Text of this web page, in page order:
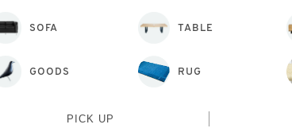
SOFA TABLE
GOODS RUG
PICK UP